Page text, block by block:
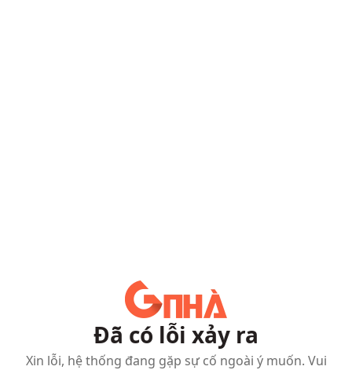
Đã có lỗi xảy ra
Xin lỗi, hệ thống đang gặp sự cố ngoài ý muốn. Vui